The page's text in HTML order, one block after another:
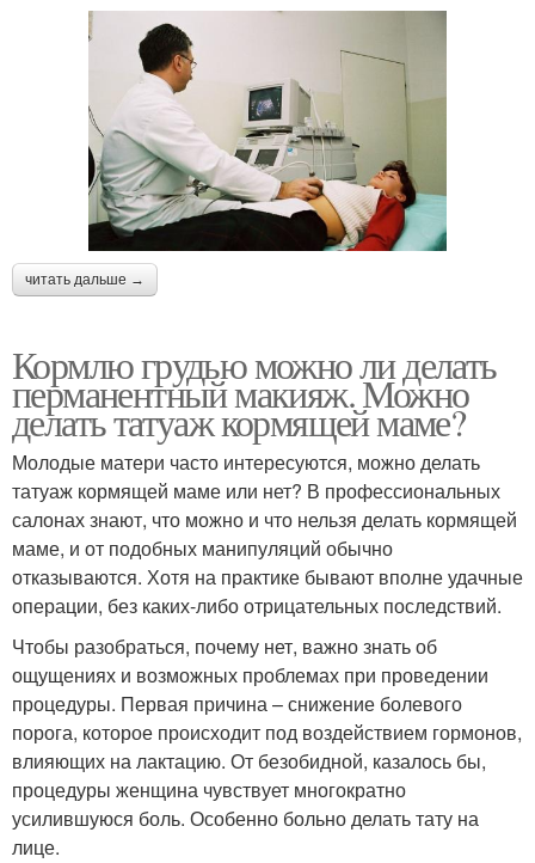
читать дальше →
Кормлю грудью можно ли делать
перманентный макияж. Можно
делать татуаж кормящей маме?
Молодые матери часто интересуются, можно делать
татуаж кормящей маме или нет? В профессиональных
салонах знают, что можно и что нельзя делать кормящей
маме, и от подобных манипуляций обычно
отказываются. Хотя на практике бывают вполне удачные
операции, без каких-либо отрицательных последствий.
Чтобы разобраться, почему нет, важно знать об
ощущениях и возможных проблемах при проведении
процедуры. Первая причина – снижение болевого
порога, которое происходит под воздействием гормонов,
влияющих на лактацию. От безобидной, казалось бы,
процедуры женщина чувствует многократно
усилившуюся боль. Особенно больно делать тату на
лице.